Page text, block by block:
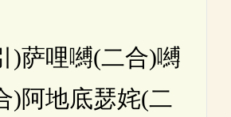
哩嚩(二合)嚩
)阿地底瑟姹(二